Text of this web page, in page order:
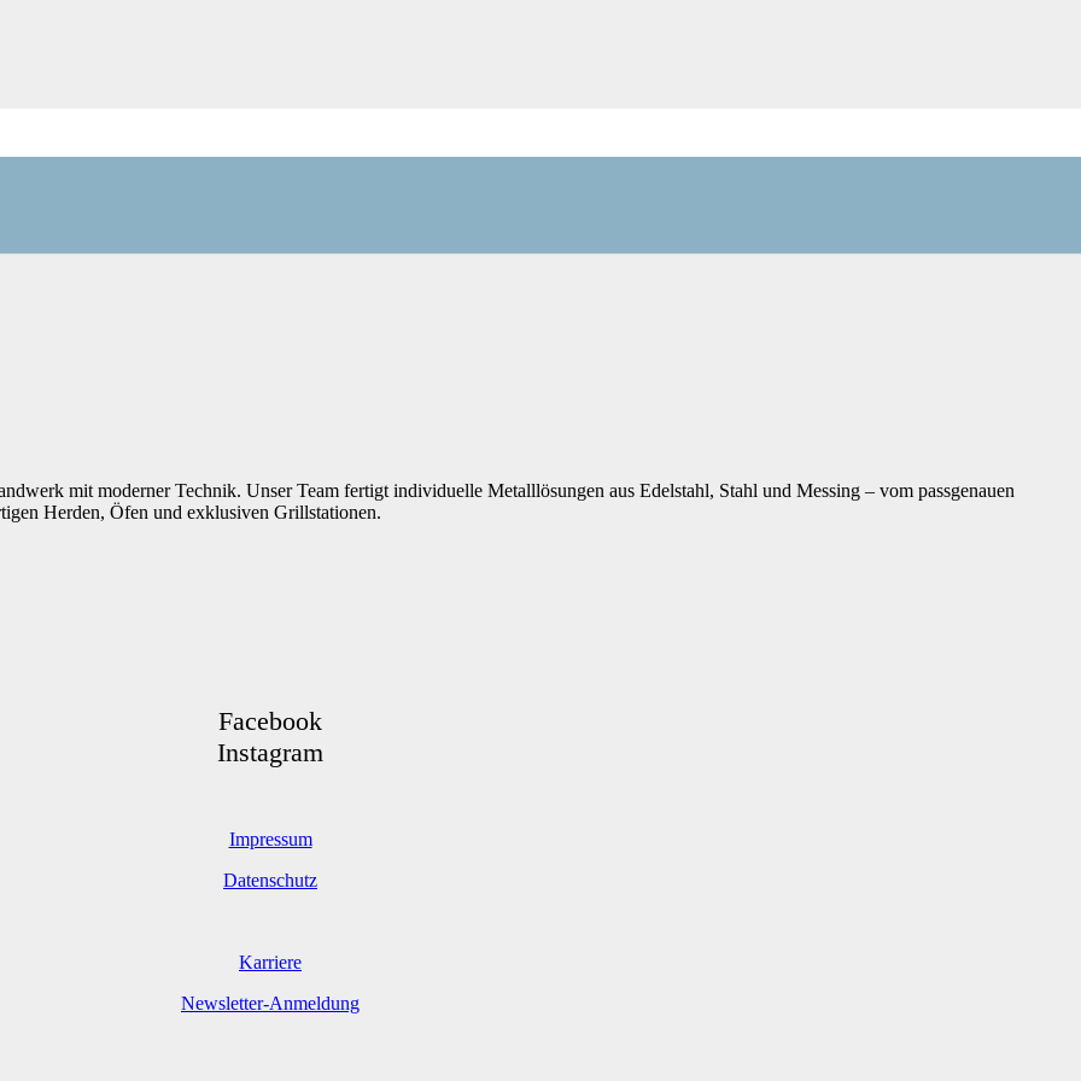
mit moderner Technik. Unser Team fertigt individuelle Metalllösungen aus Edelstahl, Stahl und Messing – vom passgenauen
Herden, Öfen und exklusiven Grillstationen.
Facebook
Instagram
Impressum
Datenschutz
Karriere
Newsletter-Anmeldung